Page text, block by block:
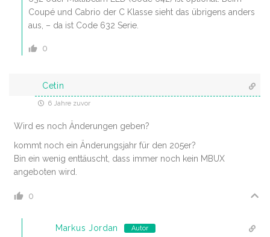
Coupé und Cabrio der C Klasse sieht das übrigens anders
aus, – da ist Code 632 Serie.
0
Cetin
6 Jahre zuvor
Wird es noch Änderungen geben?
kommt noch ein Änderungsjahr für den 205er?
Bin ein wenig enttäuscht, dass immer noch kein MBUX
angeboten wird.
0
Markus Jordan Autor